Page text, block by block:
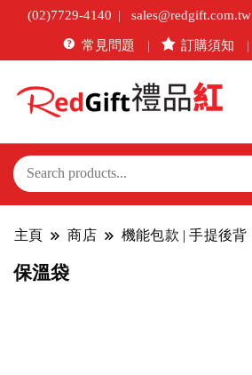
(02)7729-4140 sales@redgift.com.tw
常見問題 訂購須知
主頁 商店 機能包款 | 手提後背
保溫袋